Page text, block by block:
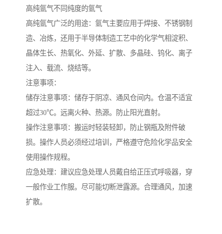
高纯氩气不同纯度的氩气
高纯氩气广泛的用途：氩气主要应用于焊接、不锈钢制
造、冶炼，还用于半导体制造工艺中的化学气相淀积、
晶体生长、热氧化、外延、扩散、多晶硅、钨化、离子
注入、载流、烧结等。
注意事项：
储存注意事项：储存于阴凉、通风仓间内。仓温不适宜
超过30℃。远离火种、热源。防止阳光直射。
操作注意事项：搬运时轻装轻卸，防止钢瓶及附件破
损。操作人员必须经过培训，严格遵守危险化学品安全
使用操作规程。
应急处理：建议应急处理人员戴自给正压式呼吸器，穿
一般作业工作服。尽可能切断泄露源。合理通风，加速
扩散。